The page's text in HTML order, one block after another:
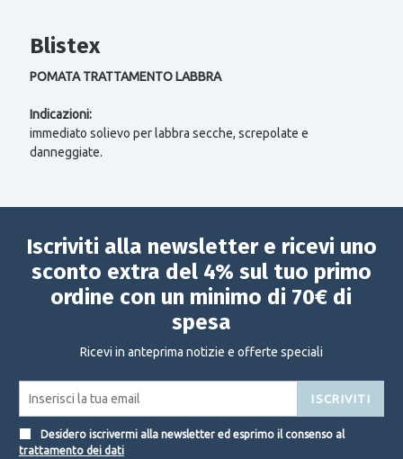
Blistex
POMATA TRATTAMENTO LABBRA
Indicazioni:
immediato solievo per labbra secche, screpolate e
danneggiate.
Iscriviti alla newsletter e ricevi uno
sconto extra del 4% sul tuo primo
ordine con un minimo di 70€ di
spesa
Ricevi in anteprima notizie e offerte speciali
ISCRIVITI
Desidero iscrivermi alla newsletter ed esprimo il consenso al
trattamento dei dati